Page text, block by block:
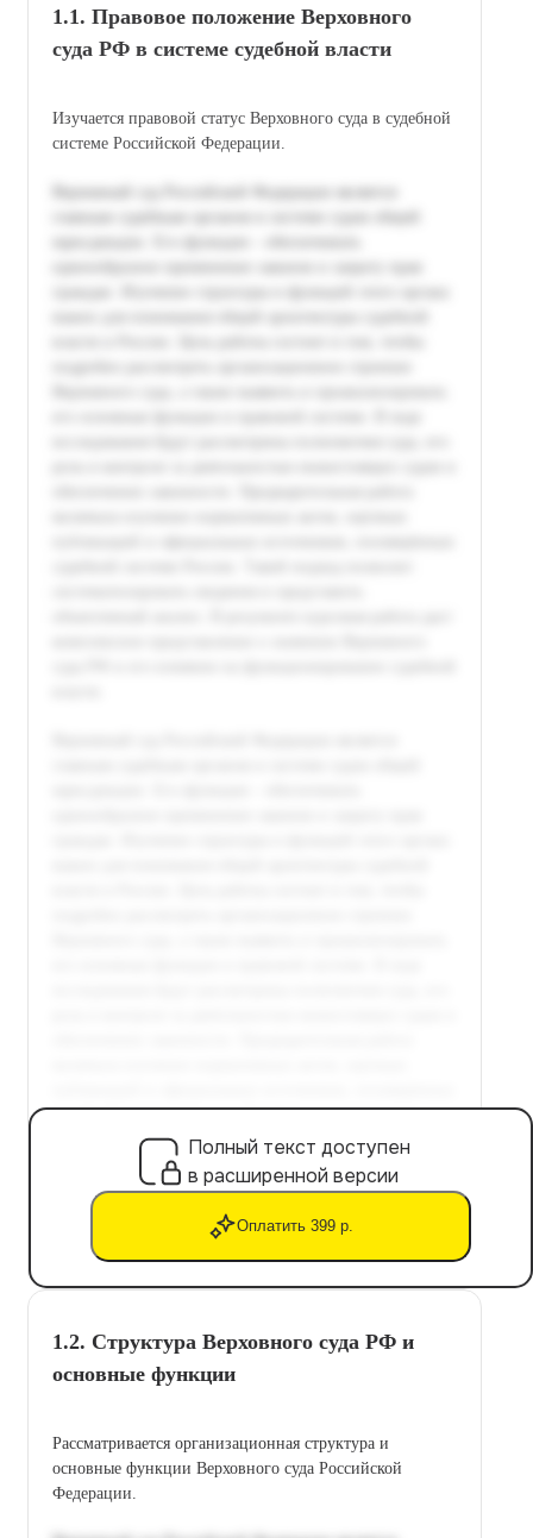
1.1. Правовое положение Верховного
суда РФ в системе судебной власти
Изучается правовой статус Верховного суда в судебной
системе Российской Федерации.
Полный текст доступен
в расширенной версии
Оплатить 399 р.
1.2. Структура Верховного суда РФ и
основные функции
Рассматривается организационная структура и
основные функции Верховного суда Российской
Федерации.